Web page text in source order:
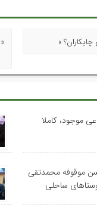
»
موجود، کاملا
موقوفه محمدتقی
ساحلی